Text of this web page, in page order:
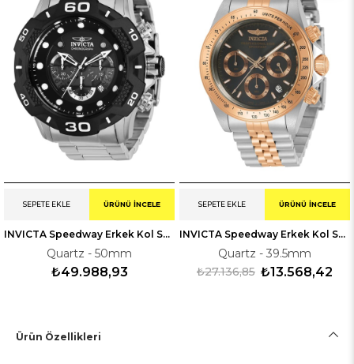
INVICTA Speedway Erkek Kol Saati 136686
Quartz - 50mm
₺49.988,93
SEPETE EKLE ÜRÜNÜ İNCELE
INVICTA Speedway Erkek Kol Saati 230993
Quartz - 39.5mm
₺13.568,42
₺27.136,85
SEPETE EKLE ÜRÜNÜ İNCELE
Ürün Özellikleri